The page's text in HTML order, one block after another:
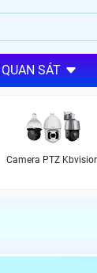
SÁT
Camera PTZ